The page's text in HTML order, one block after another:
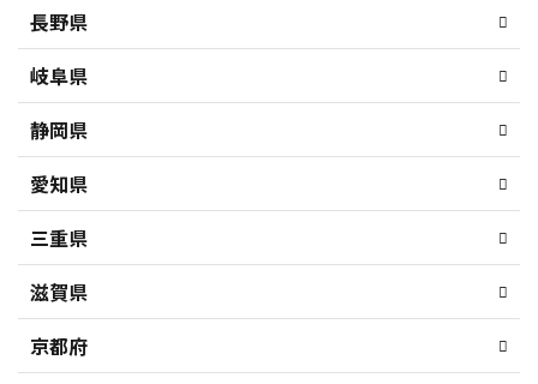
長野県
岐阜県
静岡県
愛知県
三重県
滋賀県
京都府